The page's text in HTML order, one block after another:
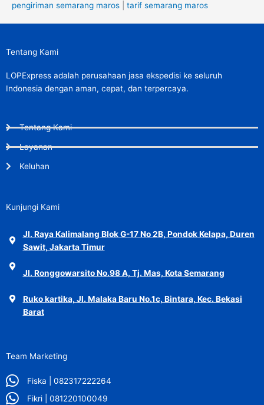
pengiriman semarang maros
tarif semarang maros
Tentang Kami
LOPExpress adalah perusahaan jasa ekspedisi ke seluruh
Indonesia dengan aman, cepat, dan terpercaya.
Tentang Kami
Layanan
Keluhan
Kunjungi Kami
Jl. Raya Kalimalang Blok G-17 No 2B, Pondok Kelapa, Duren
Sawit, Jakarta Timur
Jl. Ronggowarsito No.98 A, Tj. Mas, Kota Semarang
Ruko kartika, Jl. Malaka Baru No.1c, Bintara, Kec. Bekasi
Barat
Team Marketing
Fiska | 082317222264
Fikri | 081220100049